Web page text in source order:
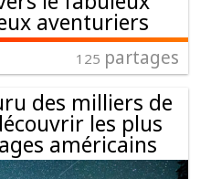
aventuriers
125 partages
des milliers de
les plus
américains